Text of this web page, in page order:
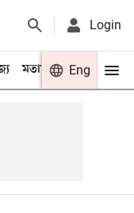
Login
মতামত খেলা
Eng